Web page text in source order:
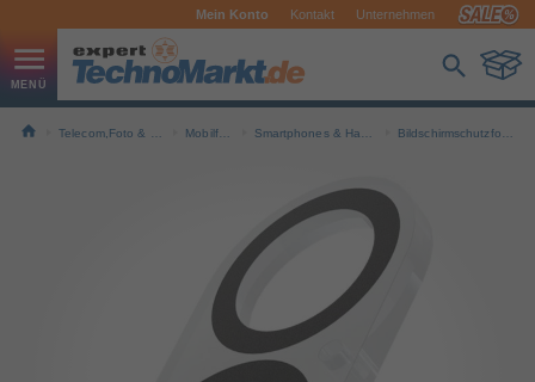
Mein Konto Kontakt Unternehmen
Mobilfunk